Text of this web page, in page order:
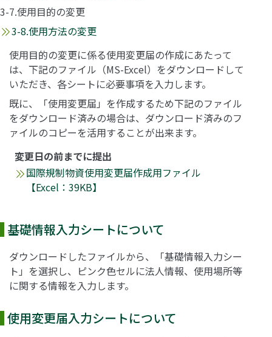
3-7.使用目的の変更
3-8.使用方法の変更
使用目的の変更に係る使用変更届の作成にあたって
は、下記のファイル（MS-Excel）をダウンロードして
いただき、各シートに必要事項を入力します。
既に、「使用変更届」を作成するため下記のファイル
をダウンロード済みの場合は、ダウンロード済みのフ
ァイルのコピーを活用することが出来ます。
変更日の前までに提出
国際規制物資使用変更届作成用ファイル
【Excel：39KB】
基礎情報入力シートについて
ダウンロードしたファイルから、「基礎情報入力シー
ト」を選択し、ピンク色セルに法人情報、使用場所等
に関する情報を入力します。
使用変更届入力シートについて